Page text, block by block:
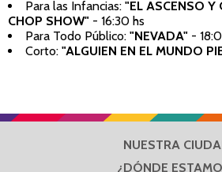
Para las Infancias: "EL ASCENSO Y
CHOP SHOW" - 16:30 hs
Para Todo Público: "NEVADA" -
Corto: "ALGUIEN EN EL MUNDO
NUESTRA
¿DÓNDE